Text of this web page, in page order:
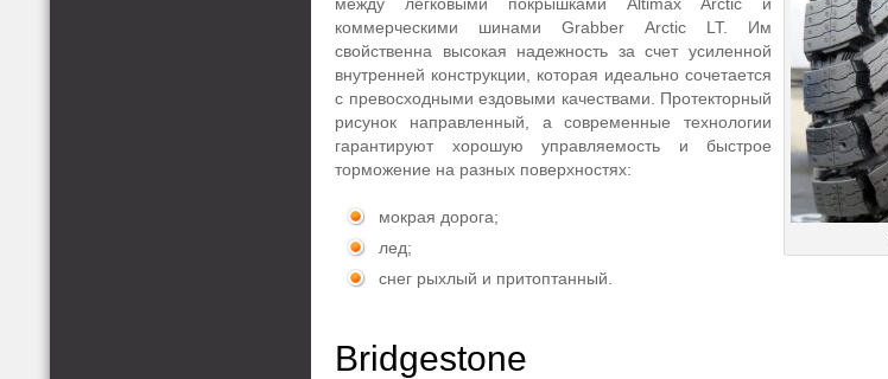
коммерческими шинами Grabber Arctic LT. Им
свойственна высокая надежность за счет усиленной
внутренней конструкции, которая идеально сочетается
с превосходными ездовыми качествами. Протекторный
рисунок направленный, а современные технологии
гарантируют хорошую управляемость и быстрое
торможение на разных поверхностях:
мокрая дорога;
лед;
снег рыхлый и притоптанный.
Bridgestone